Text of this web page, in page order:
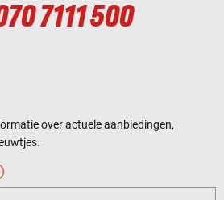
7111 500
over actuele aanbiedingen,